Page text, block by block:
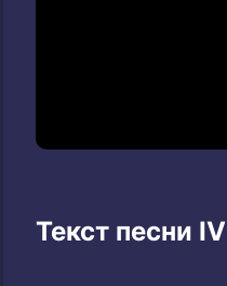
Текст песни